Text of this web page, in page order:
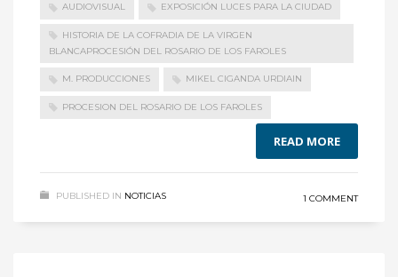
AUDIOVISUAL EXPOSICIÓN LUCES PARA LA CIUDAD
HISTORIA DE LA COFRADIA DE LA VIRGEN
BLANCAPROCESIÓN DEL ROSARIO DE LOS FAROLES
M. PRODUCCIONES MIKEL CIGANDA URDIAIN
PROCESION DEL ROSARIO DE LOS FAROLES
READ MORE
PUBLISHED IN NOTICIAS 1 COMMENT